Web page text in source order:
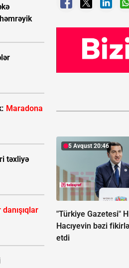
Maradona
təxliyə
5 Avqust 20:46
"Türkiye Gazetesi"
Hacıyevin bəzi
etdi